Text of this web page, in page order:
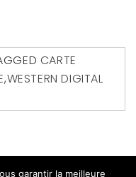
CARTE
,WESTERN DIGITAL
garantir la meilleure